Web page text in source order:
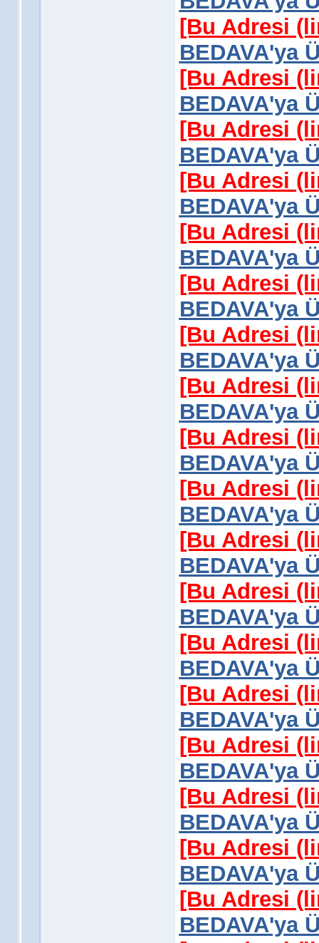
[Bu Adresi
BEDAVA'ya
[Bu Adresi
BEDAVA'ya
[Bu Adresi
BEDAVA'ya
[Bu Adresi
BEDAVA'ya
[Bu Adresi
BEDAVA'ya
[Bu Adresi
BEDAVA'ya
[Bu Adresi
BEDAVA'ya
[Bu Adresi
BEDAVA'ya
[Bu Adresi
BEDAVA'ya
[Bu Adresi
BEDAVA'ya
[Bu Adresi
BEDAVA'ya
[Bu Adresi
BEDAVA'ya
[Bu Adresi
BEDAVA'ya
[Bu Adresi
BEDAVA'ya
[Bu Adresi
BEDAVA'ya
[Bu Adresi
BEDAVA'ya
[Bu Adresi
BEDAVA'ya
[Bu Adresi
BEDAVA'ya